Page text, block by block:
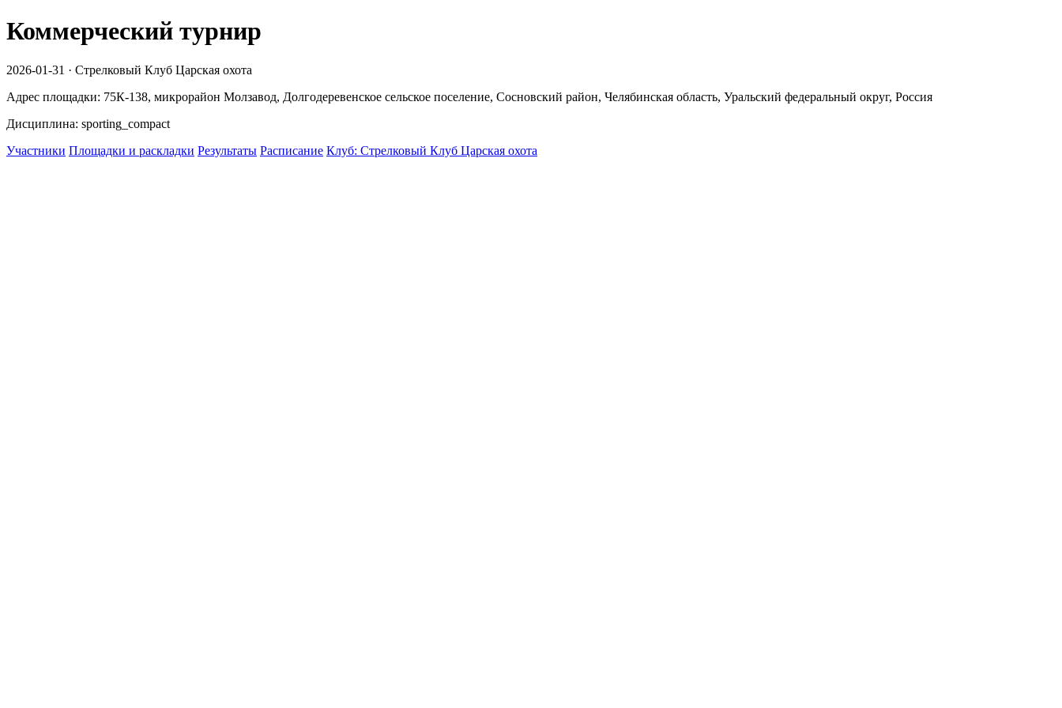
Коммерческий турнир
2026-01-31 · Стрелковый Клуб Царская охота
Адрес площадки: 75К-138, микрорайон Молзавод, Долгодеревенское сельское поселение, Сосновский район, Челябинская область, Уральский федеральный округ, Россия
Дисциплина: sporting_compact
Участники Площадки и раскладки Результаты Расписание Клуб: Стрелковый Клуб Царская охота